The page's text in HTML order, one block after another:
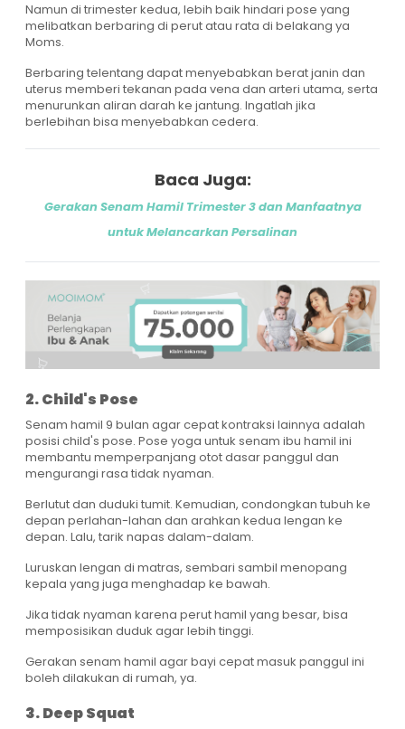
Namun di trimester kedua, lebih baik hindari pose yang
melibatkan berbaring di perut atau rata di belakang ya
Moms.
Berbaring telentang dapat menyebabkan berat janin dan
uterus memberi tekanan pada vena dan arteri utama, serta
menurunkan aliran darah ke jantung. Ingatlah jika
berlebihan bisa menyebabkan cedera.
Baca Juga:
Gerakan Senam Hamil Trimester 3 dan Manfaatnya
untuk Melancarkan Persalinan
2. Child's Pose
Senam hamil 9 bulan agar cepat kontraksi lainnya adalah
posisi child's pose. Pose yoga untuk senam ibu hamil ini
membantu memperpanjang otot dasar panggul dan
mengurangi rasa tidak nyaman.
Berlutut dan duduki tumit. Kemudian, condongkan tubuh ke
depan perlahan-lahan dan arahkan kedua lengan ke
depan. Lalu, tarik napas dalam-dalam.
Luruskan lengan di matras, sembari sambil menopang
kepala yang juga menghadap ke bawah.
Jika tidak nyaman karena perut hamil yang besar, bisa
memposisikan duduk agar lebih tinggi.
Gerakan senam hamil agar bayi cepat masuk panggul ini
boleh dilakukan di rumah, ya.
3. Deep Squat